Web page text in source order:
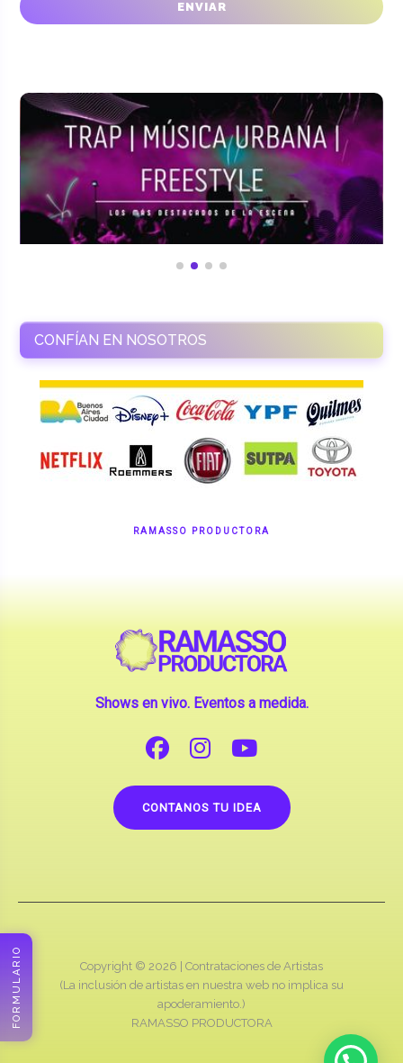
CONFÍAN EN NOSOTROS
RAMASSO PRODUCTORA
Shows en vivo. Eventos a medida.
CONTANOS TU IDEA
Copyright © 2026 | Contrataciones de Artistas
(La inclusión de artistas en nuestra web no implica su
apoderamiento.)
RAMASSO PRODUCTORA
FORMULARIO